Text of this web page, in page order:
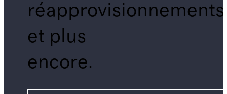
réapprovisionnements
et plus
encore.